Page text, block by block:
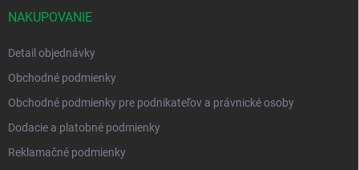
NAKUPOVANIE
Detail objednávky
Obchodné podmienky
Obchodné podmienky pre podnikateľov a právnické osoby
Dodacie a platobné podmienky
Reklamačné podmienky